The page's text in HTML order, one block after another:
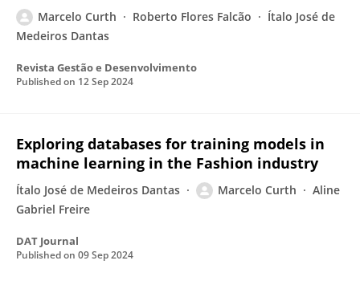
Marcelo Curth Roberto Flores Falcão
Ítalo José de
Medeiros Dantas
Revista Gestão e Desenvolvimento
Published on 12 Sep 2024
Exploring databases for training models in
machine learning in the Fashion industry
Ítalo José de Medeiros Dantas Marcelo Curth
Aline
Gabriel Freire
DAT Journal
Published on 09 Sep 2024